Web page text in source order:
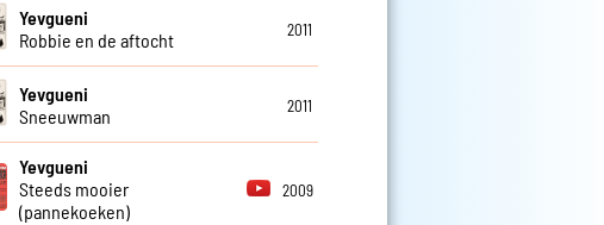
Yevgueni
Robbie en de aftocht
2011
Yevgueni
Sneeuwman
2011
Yevgueni
Steeds mooier
(pannekoeken)
2009